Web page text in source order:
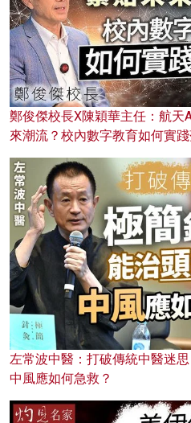
鄭俊傑校長X陳穎華主任：航天
來潮流？校內數字教育如何實踐
左常波中醫：打破傳統中醫迷
中風應如何急救？